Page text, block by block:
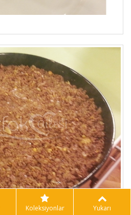
Koleksiyonlar Yukarı